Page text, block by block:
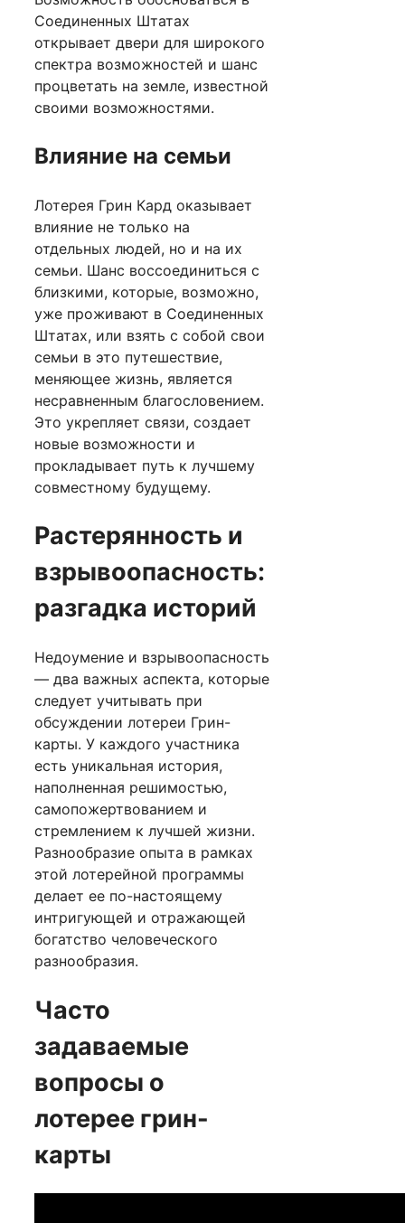
Соединенных Штатах
открывает двери для широкого
спектра возможностей и шанс
процветать на земле, известной
своими возможностями.
Влияние на семьи
Лотерея Грин Кард оказывает
влияние не только на
отдельных людей, но и на их
семьи. Шанс воссоединиться с
близкими, которые, возможно,
уже проживают в Соединенных
Штатах, или взять с собой свои
семьи в это путешествие,
меняющее жизнь, является
несравненным благословением.
Это укрепляет связи, создает
новые возможности и
прокладывает путь к лучшему
совместному будущему.
Растерянность и
взрывоопасность:
разгадка историй
Недоумение и взрывоопасность
— два важных аспекта, которые
следует учитывать при
обсуждении лотереи Грин-
карты. У каждого участника
есть уникальная история,
наполненная решимостью,
самопожертвованием и
стремлением к лучшей жизни.
Разнообразие опыта в рамках
этой лотерейной программы
делает ее по-настоящему
интригующей и отражающей
богатство человеческого
разнообразия.
Часто
задаваемые
вопросы о
лотерее грин-
карты